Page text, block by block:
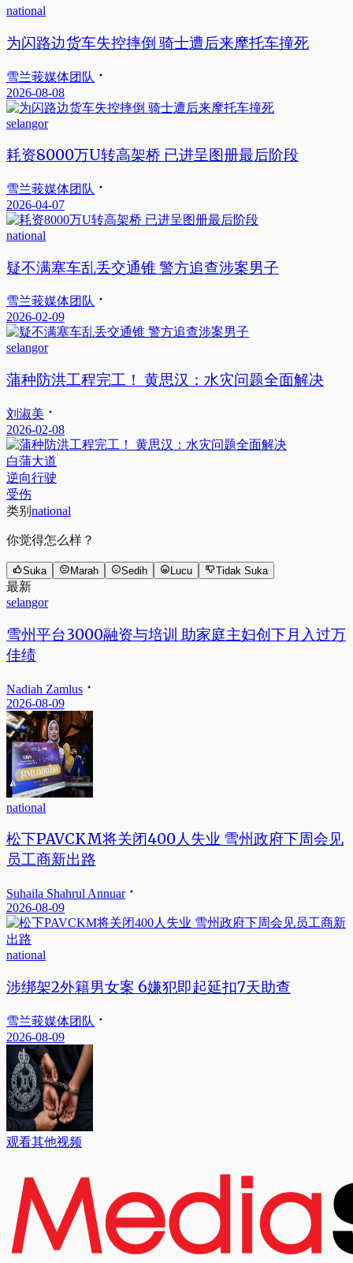
national
为闪路边货车失控摔倒 骑士遭后来摩托车撞死
雪兰莪媒体团队
2026-08-08
selangor
耗资8000万U转高架桥 已进呈图册最后阶段
雪兰莪媒体团队
2026-04-07
national
疑不满塞车乱丢交通锥 警方追查涉案男子
雪兰莪媒体团队
2026-02-09
selangor
蒲种防洪工程完工！ 黄思汉：水灾问题全面解决
刘淑美
2026-02-08
白蒲大道
逆向行驶
受伤
类别 national
你觉得怎么样？
Suka Marah Sedih Lucu Tidak Suka
最新
selangor
雪州平台3000融资与培训 助家庭主妇创下月入过万
佳绩
Nadiah Zamlus
2026-08-09
national
松下PAVCKM将关闭400人失业 雪州政府下周会见
员工商新出路
Suhaila Shahrul Annuar
2026-08-09
national
涉绑架2外籍男女案 6嫌犯即起延扣7天助查
雪兰莪媒体团队
2026-08-09
观看其他视频